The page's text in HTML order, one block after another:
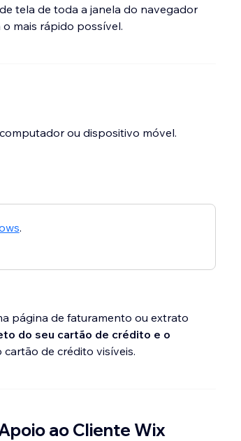
tela de toda a janela do navegador
mais rápido possível.
ou dispositivo móvel.
.
página de faturamento ou extrato
do seu cartão de crédito e o
de crédito visíveis.
ao Cliente Wix